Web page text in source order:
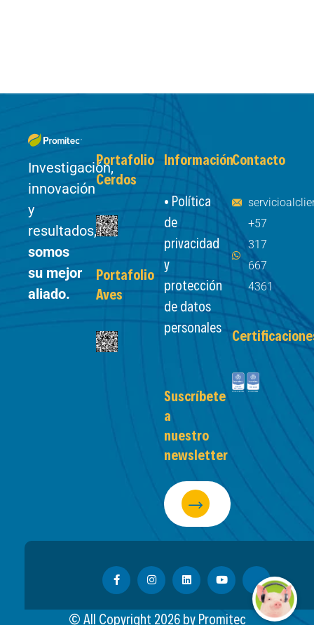
Investigación,
innovación
y
resultados,
somos
su mejor
aliado.
Portafolio
Cerdos
Portafolio
Aves
Información
• Política
de
privacidad
y
protección
de datos
personales
Suscríbete
a
nuestro
newsletter
Contacto
+57
317
667
4361
© All Copyright 2026by Promitec